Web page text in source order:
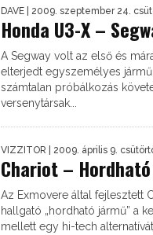
DAVE | 2009. szeptember 24.
Honda U3-X –
A Segway volt az első és
elterjedt egyszemélyes
számtalan próbálkozás
versenytársak...
VIZZITOR | 2009. április 9.
Chariot –
Az Exmovere által fejlesztett
hallgató „hordható jármű” a
mellett egy hi-tech